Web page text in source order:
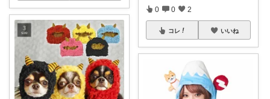
0 0 2
コレ いいね